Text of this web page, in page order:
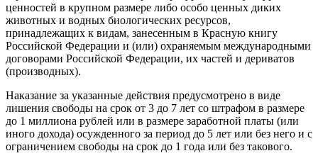
ценностей в крупном размере либо особо ценных диких
животных и водных биологических ресурсов,
принадлежащих к видам, занесенным в Красную книгу
Российской Федерации и (или) охраняемым международными
договорами Российской Федерации, их частей и дериватов
(производных).
Наказание за указанные действия предусмотрено в виде
лишения свободы на срок от 3 до 7 лет со штрафом в размере
до 1 миллиона рублей или в размере заработной платы (или
иного дохода) осужденного за период до 5 лет или без него и с
ограничением свободы на срок до 1 года или без такового.